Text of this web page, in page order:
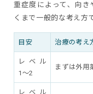
重症度によって、向
くまで一般的な考え方
目安 治療の考え
レベル
1〜2
まずは外用
レベル